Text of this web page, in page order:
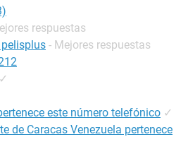
respuestas
- Mejores respuestas
✓
este número telefónico ✓
de Caracas Venezuela pertenece